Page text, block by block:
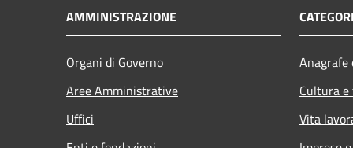
AMMINISTRAZIONE
Organi di Governo
Aree Amministrative
Uffici
Cultura
Vita